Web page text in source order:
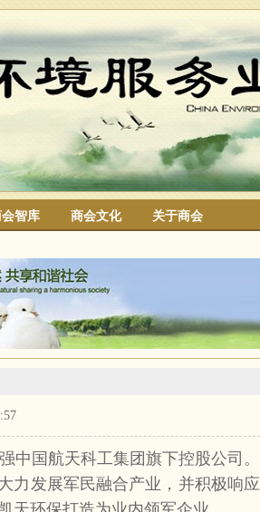
智库 商会文化 关于商会
中国航天科工集团旗下控股公司。
力发展军民融合产业，并积极响应